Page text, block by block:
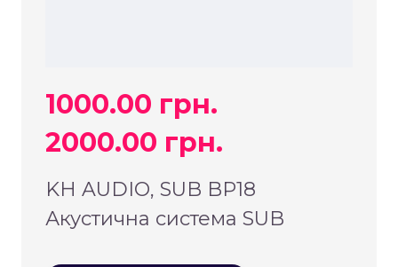
1000.00 грн.
2000.00 грн.
KH AUDIO, SUB BP18
Акустична система SUB